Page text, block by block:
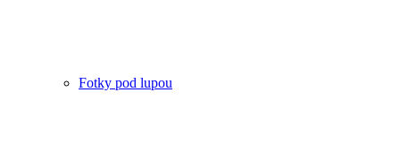
Fotky pod lupou